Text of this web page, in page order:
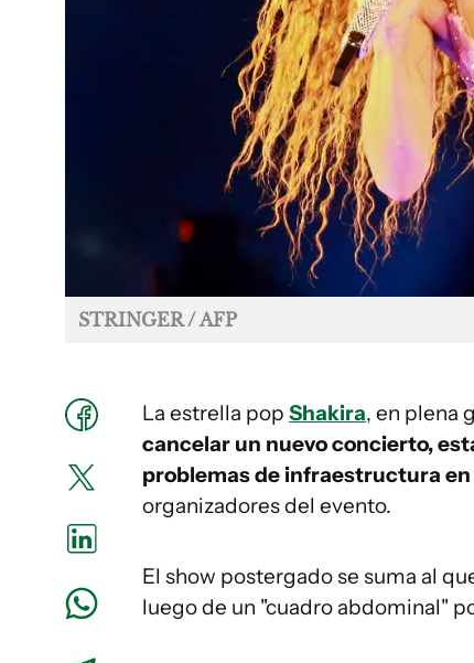
STRINGER / AFP
La estrella pop Shakira, en plena
cancelar un nuevo concierto,
problemas de infraestructura en
organizadores del evento.
El show postergado se suma al
luego de un "cuadro abdominal"